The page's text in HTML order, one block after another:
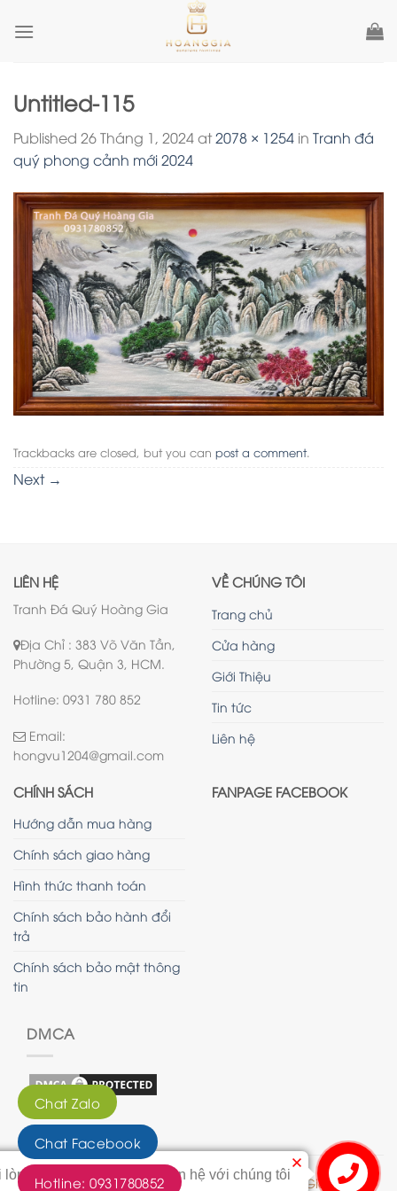
Untitled-115
Published 26 Tháng 1, 2024at2078 × 1254 in Tranh đá
quý phong cảnh mới 2024
Trackbacks are closed, but you can post a comment.
Next →
LIÊN HỆ
Tranh Đá Quý Hoàng Gia
Địa Chỉ : 383 Võ Văn Tần,
Phường 5, Quận 3, HCM.
Hotline: 0931 780 852
Email:
hongvu1204@gmail.com
VỀ CHÚNG TÔI
Trang chủ
Cửa hàng
Giới Thiệu
Tin tức
Liên hệ
CHÍNH SÁCH
Hướng dẫn mua hàng
Chính sách giao hàng
Hình thức thanh toán
Chính sách bảo hành đổi
trả
Chính sách bảo mật thông
tin
DMCA
FANPAGE FACEBOOK
© 2020 - Bản quyền của Tranh Hoàng Gia
Chat Zalo
Chat Facebook
Hotline: 0931780852
lòng bấm vào nút này để liên hệ với chúng tôi